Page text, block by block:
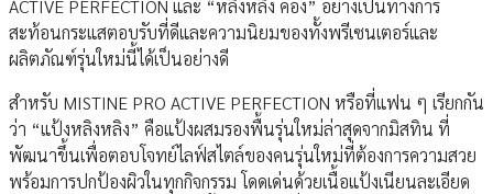
ACTIVE PERFECTION และ “หลิงหลิง คอง” อย่างเป็นทางการ
สะท้อนกระแสตอบรับที่ดีและความนิยมของทั้งพรีเซนเตอร์และ
ผลิตภัณฑ์รุ่นใหม่นี้ได้เป็นอย่างดี
สำหรับ MISTINE PRO ACTIVE PERFECTION หรือที่แฟน ๆ เรียกกัน
ว่า “แป้งหลิงหลิง” คือแป้งผสมรองพื้นรุ่นใหม่ล่าสุดจากมิสทิน ที่
พัฒนาขึ้นเพื่อตอบโจทย์ไลฟ์สไตล์ของคนรุ่นใหม่ที่ต้องการความสวย
พร้อมการปกป้องผิวในทุกกิจกรรม โดดเด่นด้วยเนื้อแป้งเนียนละเอียด